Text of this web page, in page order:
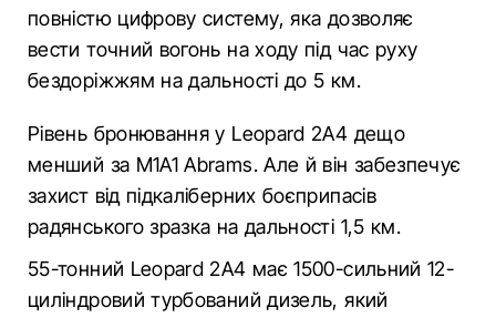
повністю цифрову систему, яка дозволяє
вести точний вогонь на ходу під час руху
бездоріжжям на дальності до 5 км.
Рівень бронювання у Leopard 2A4 дещо
менший за M1A1 Abrams. Але й він забезпечує
захист від підкаліберних боєприпасів
радянського зразка на дальності 1,5 км.
55-тонний Leopard 2A4 має 1500-сильний 12-
циліндровий турбований дизель, який